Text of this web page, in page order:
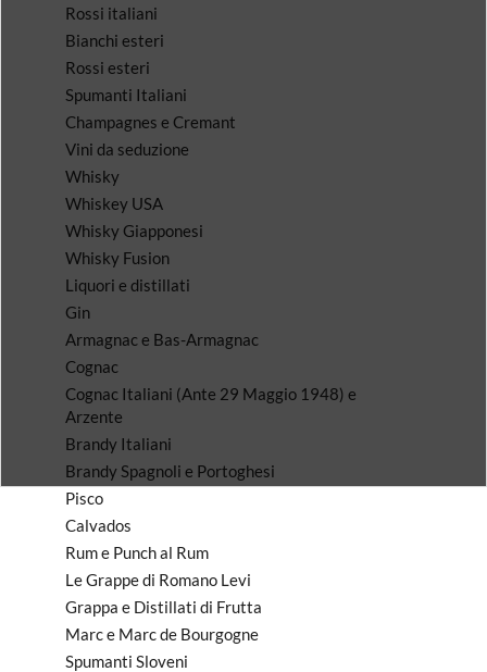
Rossi italiani
Bianchi esteri
Rossi esteri
Spumanti Italiani
Champagnes e Cremant
Vini da seduzione
Whisky
Whiskey USA
Whisky Giapponesi
Whisky Fusion
Liquori e distillati
Gin
Armagnac e Bas-Armagnac
Cognac
Cognac Italiani (Ante 29 Maggio 1948) e
Arzente
Brandy Italiani
Brandy Spagnoli e Portoghesi
Pisco
Calvados
Rum e Punch al Rum
Le Grappe di Romano Levi
Grappa e Distillati di Frutta
Marc e Marc de Bourgogne
Spumanti Sloveni